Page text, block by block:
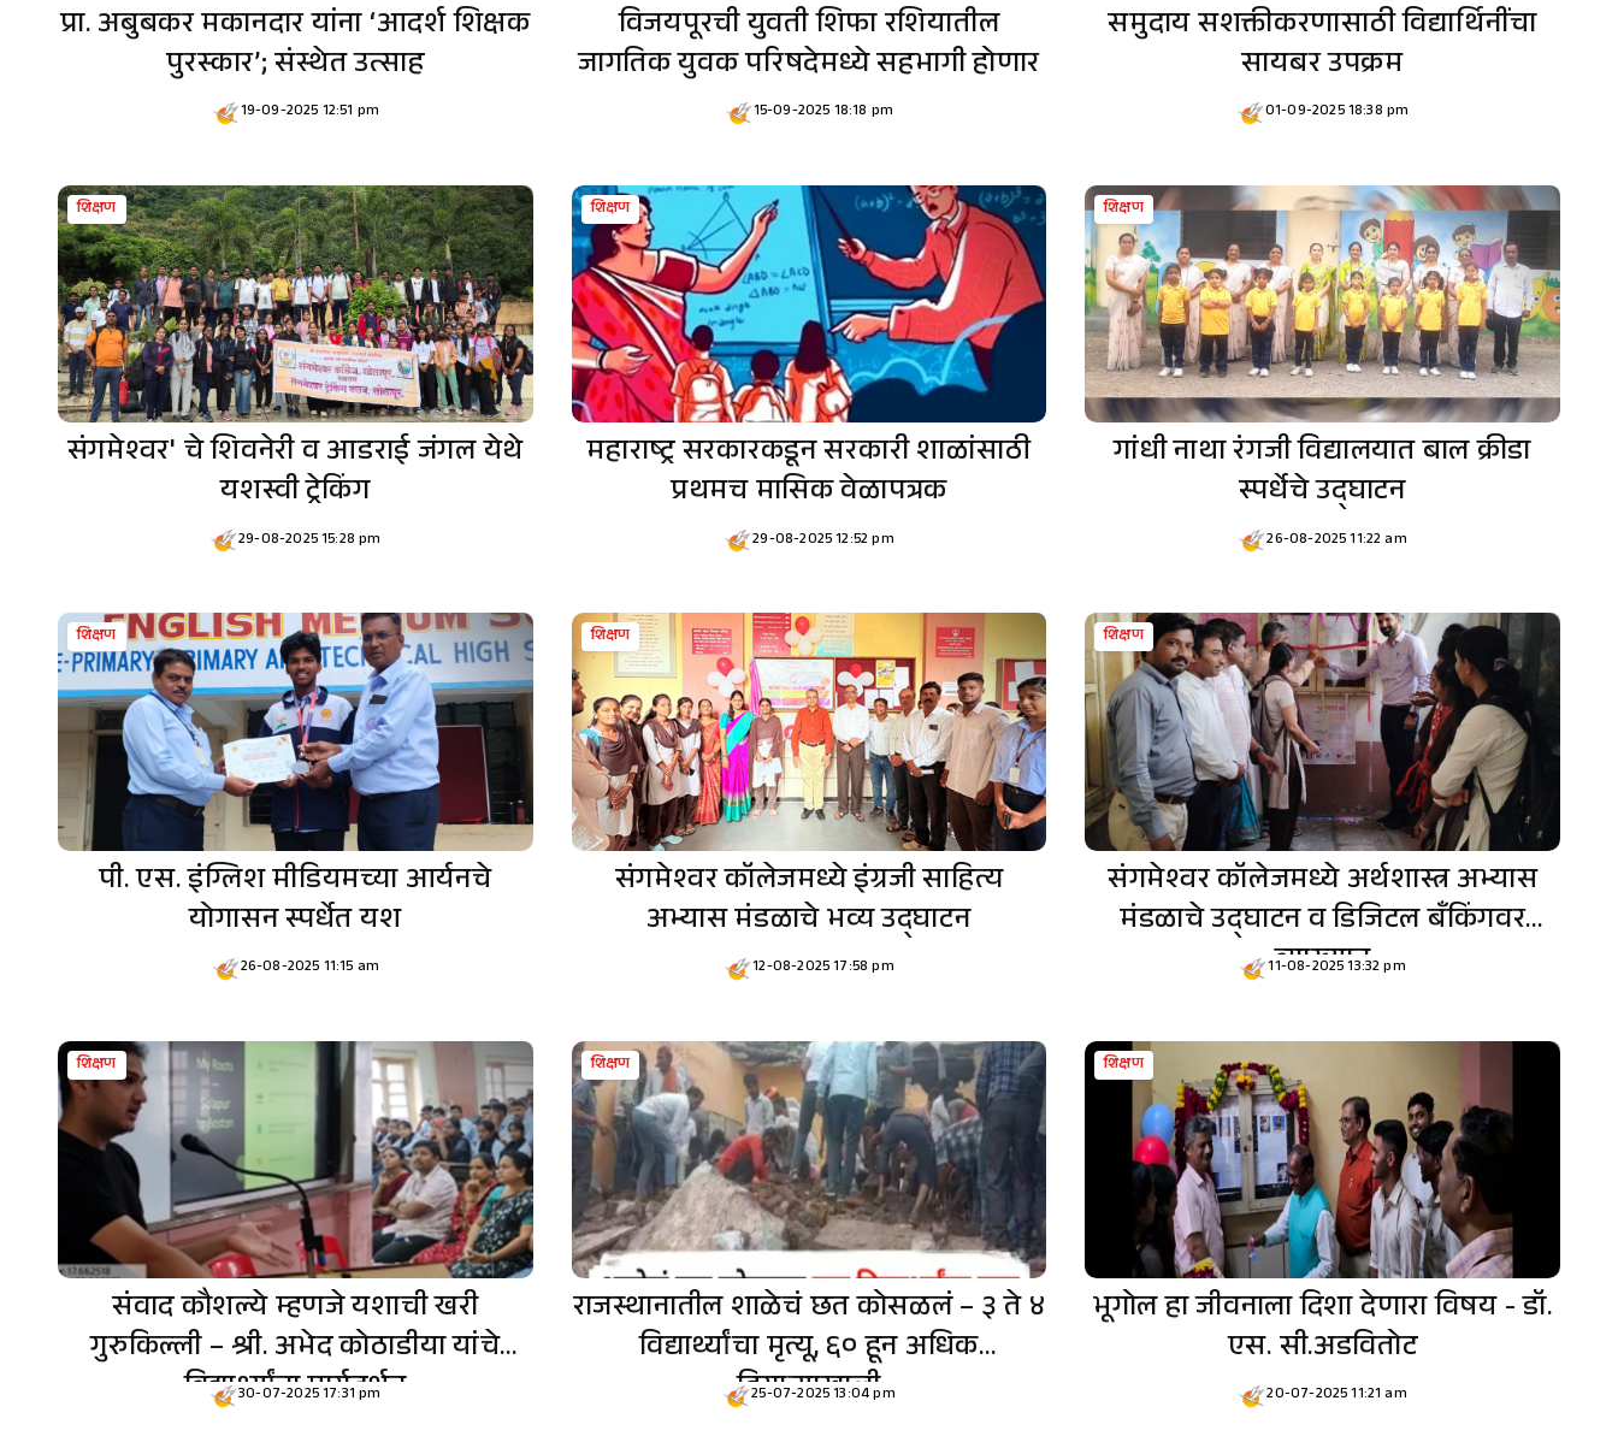
प्रा. अबुबकर मकानदार यांना ‘आदर्श शिक्षक
पुरस्कार’; संस्थेत उत्साह
19-09-2025 12:51 pm
विजयपूरची युवती शिफा रशियातील
जागतिक युवक परिषदेमध्ये सहभागी होणार
15-09-2025 18:18 pm
समुदाय सशक्तीकरणासाठी विद्यार्थिनींचा
सायबर उपक्रम
01-09-2025 18:38 pm
शिक्षण
संगमेश्वर' चे शिवनेरी व आडराई जंगल येथे
यशस्वी ट्रेकिंग
29-08-2025 15:28 pm
शिक्षण
महाराष्ट्र सरकारकडून सरकारी शाळांसाठी
प्रथमच मासिक वेळापत्रक
29-08-2025 12:52 pm
शिक्षण
गांधी नाथा रंगजी विद्यालयात बाल क्रीडा
स्पर्धेचे उद्घाटन
26-08-2025 11:22 am
शिक्षण
पी. एस. इंग्लिश मीडियमच्या आर्यनचे
योगासन स्पर्धेत यश
26-08-2025 11:15 am
शिक्षण
संगमेश्वर कॉलेजमध्ये इंग्रजी साहित्य
अभ्यास मंडळाचे भव्य उद्घाटन
12-08-2025 17:58 pm
शिक्षण
संगमेश्वर कॉलेजमध्ये अर्थशास्त्र अभ्यास
मंडळाचे उद्घाटन व डिजिटल बँकिंगवर
व्याख्यान
11-08-2025 13:32 pm
शिक्षण
संवाद कौशल्ये म्हणजे यशाची खरी
गुरुकिल्ली – श्री. अभेद कोठाडीया यांचे
विद्यार्थ्यांना मार्गदर्शन
30-07-2025 17:31 pm
शिक्षण
राजस्थानातील शाळेचं छत कोसळलं – ३ ते ४
विद्यार्थ्यांचा मृत्यू, ६० हून अधिक
ढिगाऱ्याखाली
25-07-2025 13:04 pm
शिक्षण
भूगोल हा जीवनाला दिशा देणारा विषय - डॉ.
एस. सी.अडवितोट
20-07-2025 11:21 am